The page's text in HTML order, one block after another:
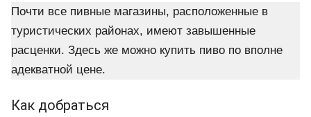
Почти все пивные магазины, расположенные в
туристических районах, имеют завышенные
расценки. Здесь же можно купить пиво по вполне
адекватной цене.
Как добраться